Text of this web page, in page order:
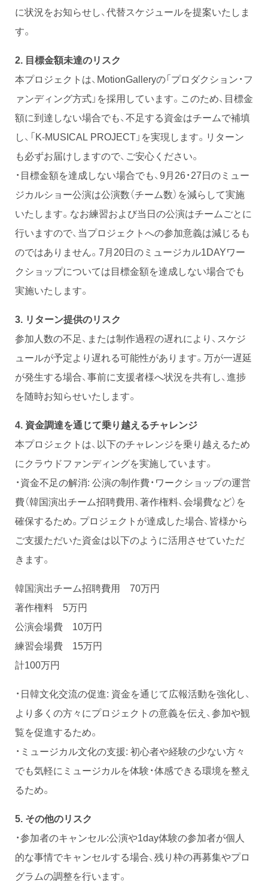
に状況をお知らせし、代替スケジュールを提案いたしま
す。
2. 目標金額未達のリスク
本プロジェクトは、MotionGalleryの「プロダクション・フ
ァンディング方式」を採用しています。このため、目標金
額に到達しない場合でも、不足する資金はチームで補填
し、「K-MUSICAL PROJECT」を実現します。リターン
も必ずお届けしますので、ご安心ください。
・目標金額を達成しない場合でも、9月26・27日のミュー
ジカルショー公演は公演数（チーム数）を減らして実施
いたします。なお練習および当日の公演はチームごとに
行いますので、当プロジェクトへの参加意義は減じるも
のではありません。7月20日のミュージカル1DAYワー
クショップについては目標金額を達成しない場合でも
実施いたします。
3. リターン提供のリスク
参加人数の不足、または制作過程の遅れにより、スケジ
ュールが予定より遅れる可能性があります。万が一遅延
が発生する場合、事前に支援者様へ状況を共有し、進捗
を随時お知らせいたします。
4. 資金調達を通じて乗り越えるチャレンジ
本プロジェクトは、以下のチャレンジを乗り越えるため
にクラウドファンディングを実施しています。
・資金不足の解消: 公演の制作費・ワークショップの運営
費（韓国演出チーム招聘費用、著作権料、会場費など）を
確保するため。プロジェクトが達成した場合、皆様から
ご支援ただいた資金は以下のように活用させていただ
きます。
韓国演出チーム招聘費用 70万円
著作権料 5万円
公演会場費 10万円
練習会場費 15万円
計100万円
・日韓文化交流の促進: 資金を通じて広報活動を強化し、
より多くの方々にプロジェクトの意義を伝え、参加や観
覧を促進するため。
・ミュージカル文化の支援: 初心者や経験の少ない方々
でも気軽にミュージカルを体験・体感できる環境を整え
るため。
5. その他のリスク
・参加者のキャンセル:公演や1day体験の参加者が個人
的な事情でキャンセルする場合、残り枠の再募集やプロ
グラムの調整を行います。